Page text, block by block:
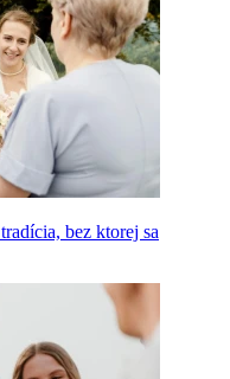
bez ktorej sa